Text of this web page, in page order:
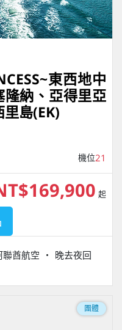
東西地中
納、亞得里亞
島(EK)
機位21
聯酋航空 晚去夜回
起
團體